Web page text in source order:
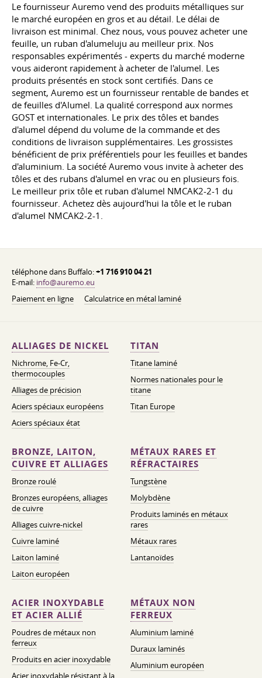
Le fournisseur Auremo vend des produits métalliques sur
le marché européen en gros et au détail. Le délai de
livraison est minimal. Chez nous, vous pouvez acheter une
feuille, un ruban d'alumeluju au meilleur prix. Nos
responsables expérimentés - experts du marché moderne
vous aideront rapidement à acheter de l'alumel. Les
produits présentés en stock sont certifiés. Dans ce
segment, Auremo est un fournisseur rentable de bandes et
de feuilles d'Alumel. La qualité correspond aux normes
GOST et internationales. Le prix des tôles et bandes
d'alumel dépend du volume de la commande et des
conditions de livraison supplémentaires. Les grossistes
bénéficient de prix préférentiels pour les feuilles et bandes
d'aluminium. La société Auremo vous invite à acheter des
tôles et des rubans d'alumel en vrac ou en plusieurs fois.
Le meilleur prix tôle et ruban d'alumel NMCAK2-2-1 du
fournisseur. Achetez dès aujourd'hui la tôle et le ruban
d'alumel NMCAK2-2-1.
téléphone dans Buffalo:+1 716 910 04 21
E-mail: info@auremo.eu
Paiement en ligne
Calculatrice en métal laminé
ALLIAGES DE NICKEL
Nichrome, Fe-Cr,
thermocouples
Alliages de précision
Aciers spéciaux européens
Aciers spéciaux état
TITAN
Titane laminé
Normes nationales pour le
titane
Titan Europe
BRONZE, LAITON,
CUIVRE ET ALLIAGES
Bronze roulé
Bronzes européens, alliages
de cuivre
Alliages cuivre-nickel
Cuivre laminé
Laiton laminé
Laiton européen
MÉTAUX RARES ET
RÉFRACTAIRES
Tungstène
Molybdène
Produits laminés en métaux
rares
Métaux rares
Lantanoïdes
ACIER INOXYDABLE
ET ACIER ALLIÉ
Poudres de métaux non
ferreux
Produits en acier inoxydable
Acier inoxydable résistant à la
MÉTAUX NON
FERREUX
Aluminium laminé
Duraux laminés
Aluminium européen